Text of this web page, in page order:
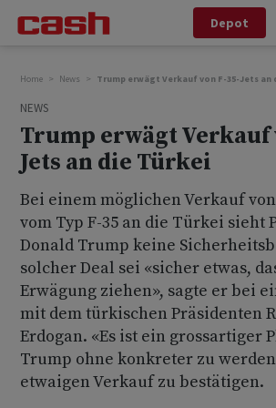
Depot
Home News Trump erwägt Verkauf von F-35-Jets an
NEWS
Trump erwägt Verkauf
Jets an die Türkei
Bei einem möglichen Verkauf
vom Typ F-35 an die Türkei sieht
Donald Trump keine
solcher Deal sei «sicher etwas,
Erwägung ziehen», sagte er bei
mit dem türkischen Präsidenten
Erdogan. «Es ist ein grossartiger
Trump ohne konkreter zu
etwaigen Verkauf zu bestätigen.